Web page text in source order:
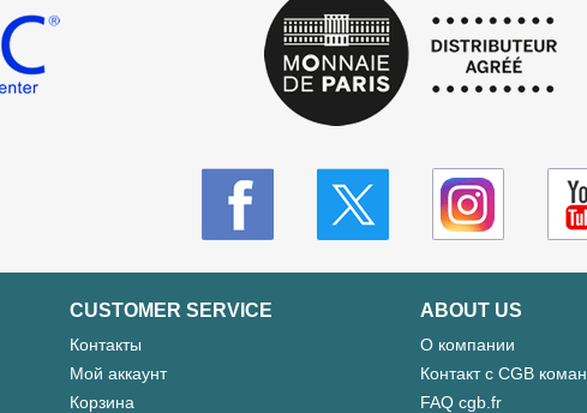
CUSTOMER SERVICE
Контакты
Мой аккаунт
Корзина
ABOUT US
О компании
Контакт с CGB
FAQ cgb.fr